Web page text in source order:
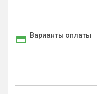
Варианты оплаты